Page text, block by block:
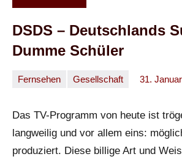
DSDS – Deutschlands
Dumme Schüler
Fernsehen Gesellschaft 31.
Das TV-Programm von heute ist
langweilig und vor allem eins:
produziert. Diese billige Art und